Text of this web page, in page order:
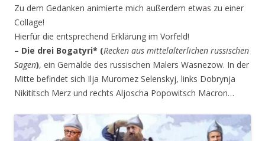
Zu dem Gedanken animierte mich außerdem etwas zu einer
Collage!
Hierfür die entsprechend Erklärung im Vorfeld!
– Die drei Bogatyri* (Recken aus mittelalterlichen russischen
Sagen), ein Gemälde des russischen Malers Wasnezow. In der
Mitte befindet sich Ilja Muromez Selenskyj, links Dobrynja
Nikititsch Merz und rechts Aljoscha Popowitsch Macron…